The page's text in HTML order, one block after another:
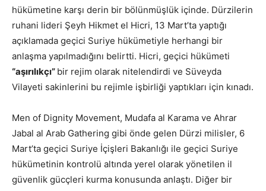
hükümetine karşı derin bir bölünmüşlük içinde. Dürzilerin
ruhani lideri Şeyh Hikmet el Hicri, 13 Mart’ta yaptığı
açıklamada geçici Suriye hükümetiyle herhangi bir
anlaşma yapılmadığını belirtti. Hicri, geçici hükümeti
“aşırılıkçı” bir rejim olarak nitelendirdi ve Süveyda
Vilayeti sakinlerini bu rejimle işbirliği yaptıkları için kınadı.
Men of Dignity Movement, Mudafa al Karama ve Ahrar
Jabal al Arab Gathering gibi önde gelen Dürzi milisler, 6
Mart’ta geçici Suriye İçişleri Bakanlığı ile geçici Suriye
hükümetinin kontrolü altında yerel olarak yönetilen il
güvenlik gücçleri kurma konusunda anlaştı. Diğer bir